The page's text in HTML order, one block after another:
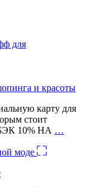
и красоты
карту для
стоит
10% НА …